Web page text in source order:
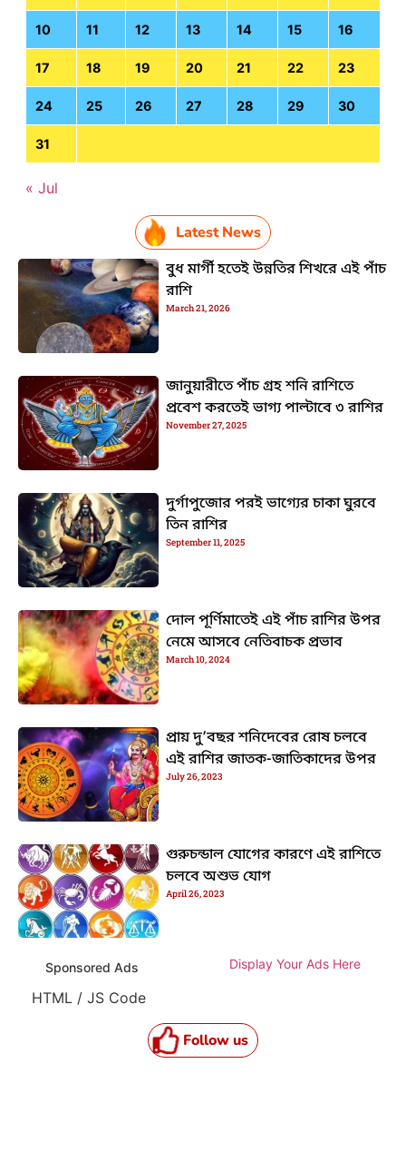
10 11 12 13 14 15 16
17 18 19 20 21 22 23
24 25 26 27 28 29 30
31
« Jul
Latest News
বুধ মার্গী হতেই উন্নতির শিখরে এই পাঁচ
রাশি
March 21, 2026
জানুয়ারীতে পাঁচ গ্রহ শনি রাশিতে
প্রবেশ করতেই ভাগ্য পাল্টাবে ৩ রাশির
November 27, 2025
দুর্গাপুজোর পরই ভাগ্যের চাকা ঘুরবে
তিন রাশির
September 11, 2025
দোল পূর্ণিমাতেই এই পাঁচ রাশির উপর
নেমে আসবে নেতিবাচক প্রভাব
March 10, 2024
প্রায় দু’বছর শনিদেবের রোষ চলবে
এই রাশির জাতক-জাতিকাদের উপর
July 26, 2023
গুরুচন্ডাল যোগের কারণে এই রাশিতে
চলবে অশুভ যোগ
April 26, 2023
Sponsored Ads Display Your Ads Here
HTML / JS Code
Follow us